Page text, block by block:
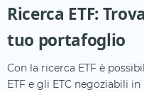
Ricerca ETF:
tuo portafoglio
Con la ricerca ETF è
ETF e gli ETC negoziabili